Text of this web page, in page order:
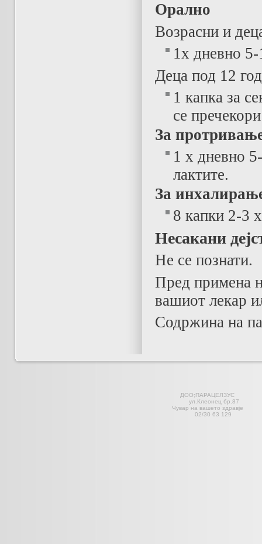
Орално
Возрасни и
1x дневно
Деца под 12
1 капка за
се
За
1 x дневно
лактите.
За
8 капки 2-3
Несакани
Не се познати.
Пред примена
вашиот лекар
Содржина на
ул.Клеонец
Чувар на вашето здравје
02/30 63